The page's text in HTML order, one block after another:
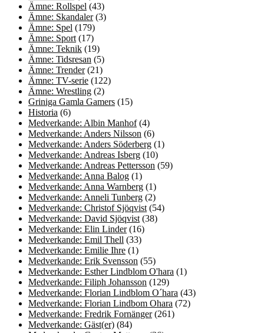
Ämne: Rollspel (43)
Ämne: Skandaler(3)
Ämne: Spel (179)
Ämne: Sport (17)
Ämne: Teknik (19)
Ämne: Tidsresan (5)
Ämne: Trender(21)
Ämne: TV-serie (122)
Ämne: Wrestling (2)
Griniga Gamla Gamers (15)
Historia (6)
Medverkande: Albin Manhof(4)
Medverkande: Anders Nilsson (6)
Medverkande: Anders Söderberg (1)
Medverkande: Andreas Isberg (10)
Medverkande: Andreas Pettersson (59)
Medverkande: Anna Balog (1)
Medverkande: Anna Warnberg (1)
Medverkande: Anneli Tunberg (2)
Medverkande: Christof Sjöqvist (54)
Medverkande: David Sjöqvist (38)
Medverkande: Elin Linder(16)
Medverkande: Emil Thell (33)
Medverkande: Emilie Ihre (1)
Medverkande: Erik Svensson (55)
Medverkande: Esther Lindblom O'hara (1)
Medverkande: Filiph Johansson (129)
Medverkande: Florian Lindblom O´hara (43)
Medverkande: Florian Lindbom Ohara (72)
Medverkande: Fredrik Fornänger(261)
Medverkande: Gäst(er) (84)